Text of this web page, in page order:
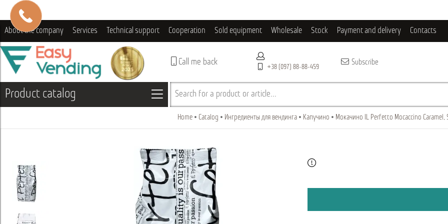
About the company Services Technical support Cooperation Sold equipment Wholesale Stock Payment and delivery Contacts
Call me back
+38 (097) 88-88-459
Subscribe
Product catalog Search for a product or article...
Home Catalog Ингредиенты для вендинга Капучино Мокачино IL Perfetto Mocaccino Caramel,